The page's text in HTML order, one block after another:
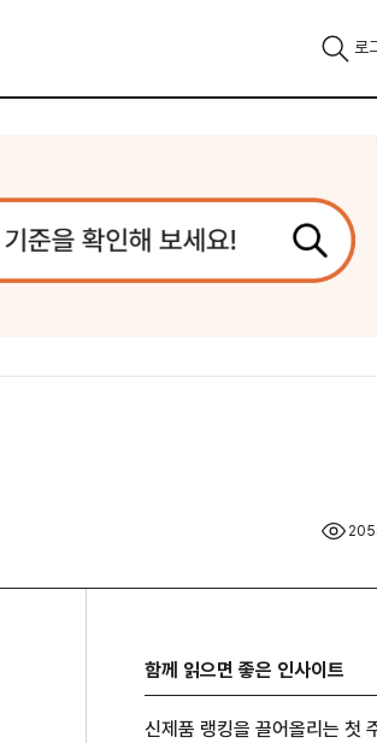
로
함께 읽으면 좋은 인사이트
신제품 랭킹을 끌어올리는 첫